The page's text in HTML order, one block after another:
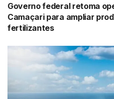
Governo federal retoma
Camaçari para ampliar
fertilizantes